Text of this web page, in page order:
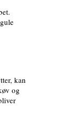
kan
og